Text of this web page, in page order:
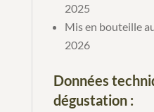
2025
Mis en bouteille
2026
Données
dégustation :